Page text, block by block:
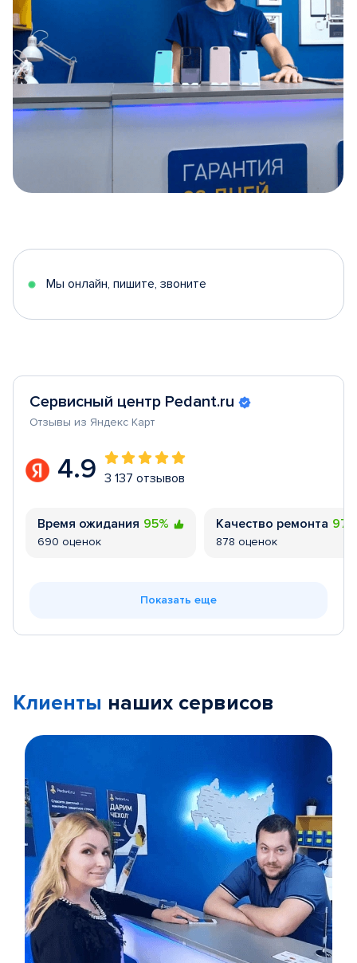
5
Мы онлайн, пишите, звоните
Сервисный центр Pedant.ru
Отзывы из Яндекс Карт
4.9 3 137 отзывов
Время ожидания 95%
690 оценок
Качество ремонта
878 оценок
Показать еще
Клиенты наших сервисов